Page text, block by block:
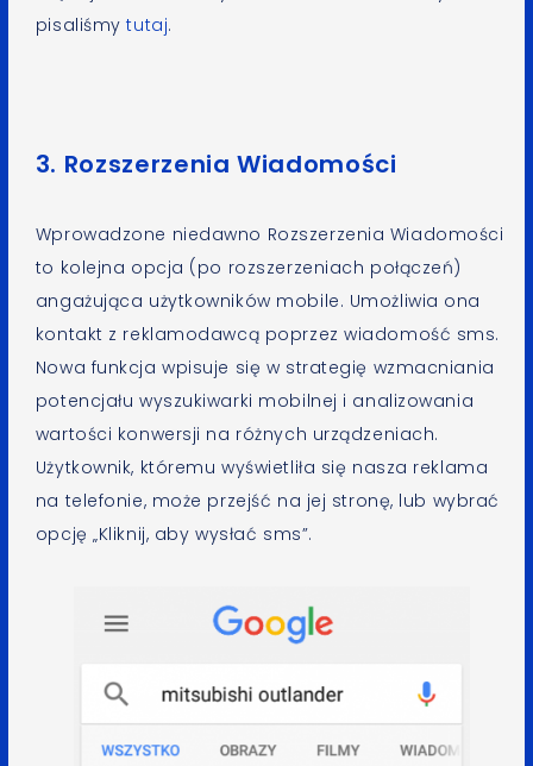
pisaliśmytutaj.
3. Rozszerzenia Wiadomości
Wprowadzone niedawno Rozszerzenia Wiadomości
to kolejna opcja (po rozszerzeniach połączeń)
angażująca użytkowników mobile. Umożliwia ona
kontakt z reklamodawcą poprzez wiadomość sms.
Nowa funkcja wpisuje się w strategię wzmacniania
potencjału wyszukiwarki mobilnej i analizowania
wartości konwersji na różnych urządzeniach.
Użytkownik, któremu wyświetliła się nasza reklama
na telefonie, może przejść na jej stronę, lub wybrać
opcję „Kliknij, aby wysłać sms”.